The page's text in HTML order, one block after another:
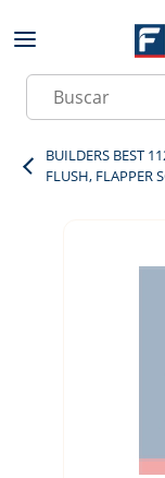
Skip to main
Site Search
BUILDERS BEST
FLUSH, FLAPPER